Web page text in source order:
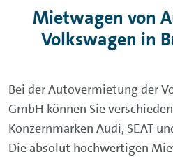
Mietwagen von
Volkswagen in
Bei der Autovermietung der
GmbH können Sie
Konzernmarken Audi, SEAT
Die absolut hochwertigen